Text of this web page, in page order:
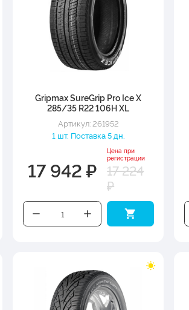
Gripmax SureGrip Pro Ice X
285/35 R22 106H XL
Артикул: 261952
1 шт. Поставка 5 дн.
17 942 ₽
Цена при
регистрации
17 224
₽